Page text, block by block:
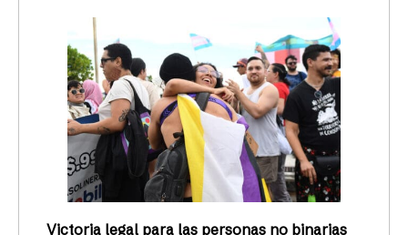
Victoria legal para las personas no binarias